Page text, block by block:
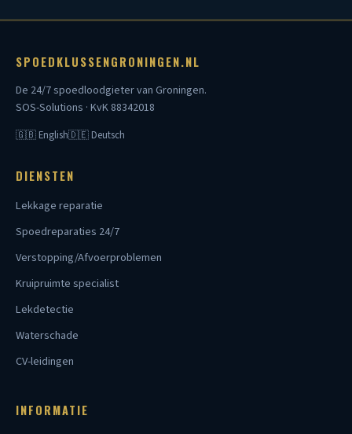
SPOEDKLUSSENGRONINGEN.NL
De 24/7 spoedloodgieter van Groningen.
SOS-Solutions · KvK 88342018
🇬🇧 English🇩🇪 Deutsch
DIENSTEN
Lekkage reparatie
Spoedreparaties 24/7
Verstopping/Afvoerproblemen
Kruipruimte specialist
Lekdetectie
Waterschade
CV-leidingen
INFORMATIE